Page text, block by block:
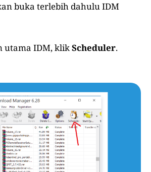
buka terlebih dahulu IDM
utama IDM, klikScheduler.